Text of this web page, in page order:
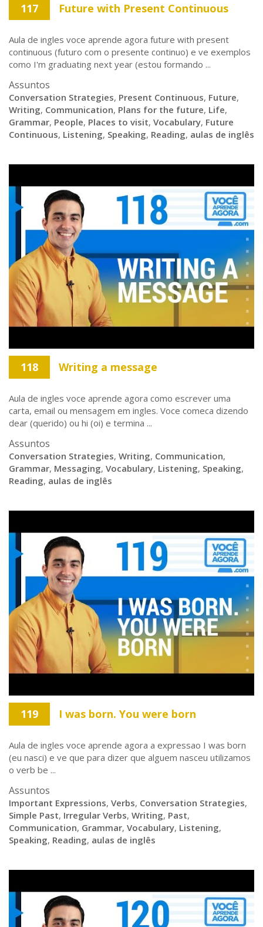
117 Future with Present Continuous
Aula de ingles voce aprende agora future with present
continuous (futuro com o presente continuo) e ve exemplos
como I'm graduating next year (estou formando ...
Assuntos
Conversation Strategies, Present Continuous, Future,
Writing, Communication, Plans for the future, Life,
Grammar, People, Places to visit, Vocabulary, Future
Continuous, Listening, Speaking, Reading, aulas de inglês
118 Writing a message
Aula de ingles voce aprende agora como escrever uma
carta, email ou mensagem em ingles. Voce comeca dizendo
dear (querido) ou hi (oi) e termina ...
Assuntos
Conversation Strategies, Writing, Communication,
Grammar, Messaging, Vocabulary, Listening, Speaking,
Reading, aulas de inglês
119 I was born. You were born
Aula de ingles voce aprende agora a expressao I was born
(eu nasci) e ve que para dizer que alguem nasceu utilizamos
o verb be ...
Assuntos
Important Expressions, Verbs, Conversation Strategies,
Simple Past, Irregular Verbs, Writing, Past,
Communication, Grammar, Vocabulary, Listening,
Speaking, Reading, aulas de inglês